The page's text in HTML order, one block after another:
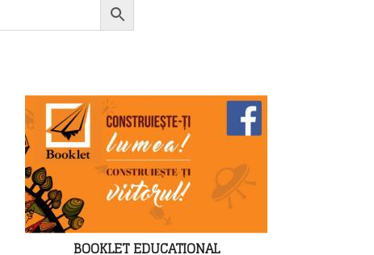
BOOKLET EDUCATIONAL